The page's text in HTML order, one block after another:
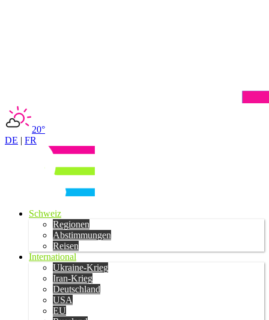
20°
DE | FR
Schweiz
Regionen
Abstimmungen
Reisen
International
Ukraine-Krieg
Iran-Krieg
Deutschland
USA
EU